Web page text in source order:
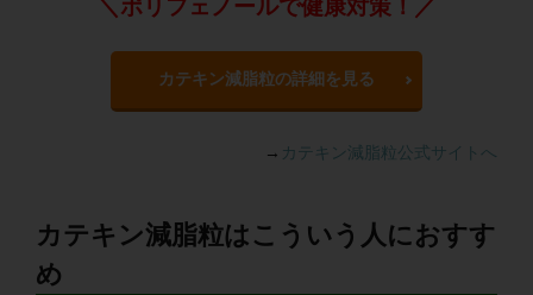
＼ポリフェノールで健康対策！／
カテキン減脂粒の詳細を見る
→ カテキン減脂粒公式サイトへ
カテキン減脂粒はこういう人におすす
め